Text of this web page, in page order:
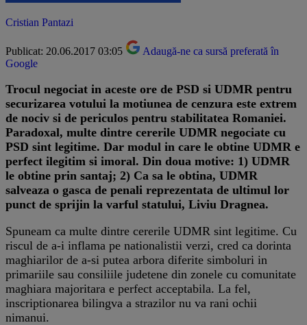
Cristian Pantazi
Publicat: 20.06.2017 03:05
Adaugă-ne ca sursă preferată în
Google
Trocul negociat in aceste ore de PSD si UDMR pentru
securizarea votului la motiunea de cenzura este extrem
de nociv si de periculos pentru stabilitatea Romaniei.
Paradoxal, multe dintre cererile UDMR negociate cu
PSD sint legitime. Dar modul in care le obtine UDMR e
perfect ilegitim si imoral. Din doua motive: 1) UDMR
le obtine prin santaj; 2) Ca sa le obtina, UDMR
salveaza o gasca de penali reprezentata de ultimul lor
punct de sprijin la varful statului, Liviu Dragnea.
Spuneam ca multe dintre cererile UDMR sint legitime. Cu
riscul de a-i inflama pe nationalistii verzi, cred ca dorinta
maghiarilor de a-si putea arbora diferite simboluri in
primariile sau consiliile judetene din zonele cu comunitate
maghiara majoritara e perfect acceptabila. La fel,
inscriptionarea bilingva a strazilor nu va rani ochii
nimanui.